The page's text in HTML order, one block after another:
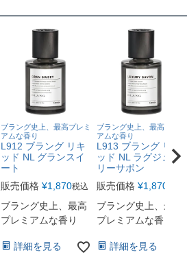
ブラング史上、最高プレミ
アムな香り
L912 ブラング リキ
ッド NL グランスイ
ート
販売価格 ¥1,870税込
ブラング史上、最高
プレミアムな香り
詳細を見る
ブラング史上、最高プレミ
アムな香り
L913 ブラング リキ
ッド NL ラグジュア
リーサボン
販売価格 ¥1,870
ブラング史上、最高
プレミアムな香り
詳細を見る